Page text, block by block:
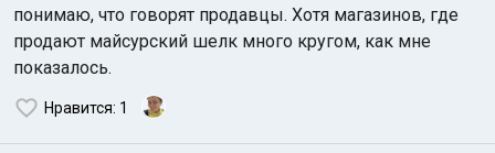
понимаю, что говорят продавцы. Хотя магазинов, где
продают майсурский шелк много кругом, как мне
показалось.
Нравится: 1